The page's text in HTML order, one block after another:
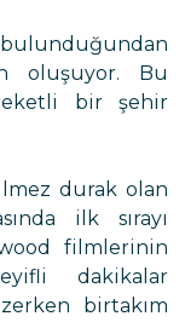
oluşuyor. Bu
bir şehir
durak olan
ilk sırayı
filmlerinin
dakikalar
birtakım